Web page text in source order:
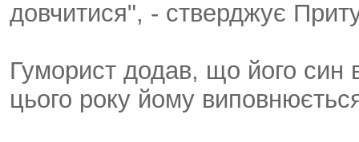
довчитися", - стверджує
Гуморист додав, що його син
цього року йому